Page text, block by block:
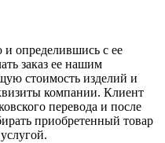
определившись с ее
заказ ее нашим
стоимость изделий и
компании. Клиент
перевода и после
приобретенный товар